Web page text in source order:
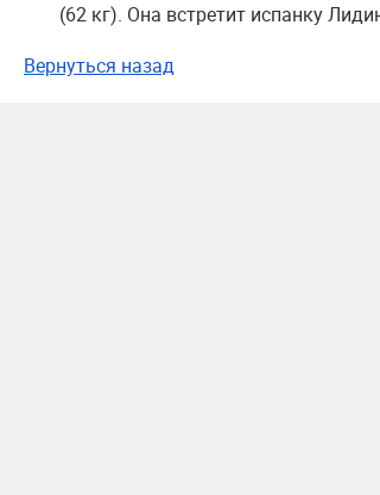
(62 кг). Она встретит испанку
Вернуться назад